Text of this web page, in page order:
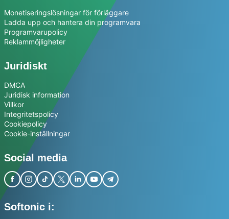
Monetiseringslösningar för förläggare
Ladda upp och hantera din programvara
Programvarupolicy
Reklammöjligheter
Juridiskt
DMCA
Juridisk information
Villkor
Integritetspolicy
Cookiepolicy
Cookie-inställningar
Social media
Softonic i: